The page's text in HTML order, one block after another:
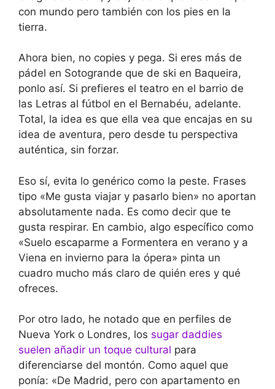
con mundo pero también con los pies en la
tierra.
Ahora bien, no copies y pega. Si eres más de
pádel en Sotogrande que de ski en Baqueira,
ponlo así. Si prefieres el teatro en el barrio de
las Letras al fútbol en el Bernabéu, adelante.
Total, la idea es que ella vea que encajas en su
idea de aventura, pero desde tu perspectiva
auténtica, sin forzar.
Eso sí, evita lo genérico como la peste. Frases
tipo «Me gusta viajar y pasarlo bien» no aportan
absolutamente nada. Es como decir que te
gusta respirar. En cambio, algo específico como
«Suelo escaparme a Formentera en verano y a
Viena en invierno para la ópera» pinta un
cuadro mucho más claro de quién eres y qué
ofreces.
Por otro lado, he notado que en perfiles de
Nueva York o Londres, los sugar daddies
suelen añadir un toque cultural para
diferenciarse del montón. Como aquel que
ponía: «De Madrid, pero con apartamento en